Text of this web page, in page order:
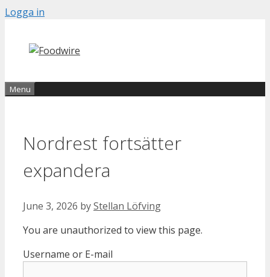
Skip
content
Logga in
Menu
Nordrest fortsätter
expandera
June 3, 2026 byStellan Löfving
You are unauthorized to view this page.
Username or E-mail